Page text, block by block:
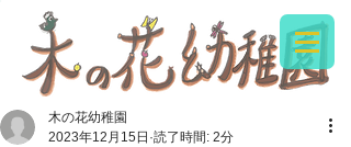
木の花幼稚園
2023年12月15日 読了時間: 2分